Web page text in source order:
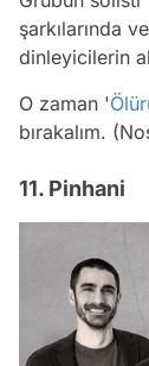
şarkılarında
dinleyicilerin
O zaman '
bırakalım.
11. Pinhani